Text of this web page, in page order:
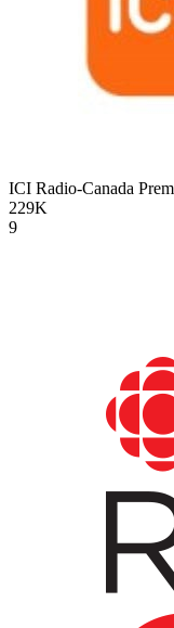
ICI Radio-Canada
229K
9